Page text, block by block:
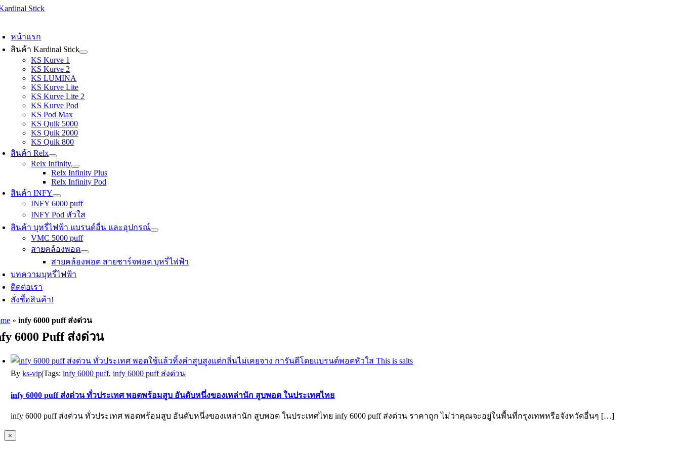
Skip
หน้าแรก
สินค้า Kardinal Stick
KS Kurve 1
KS Kurve 2
KS LUMINA
KS Kurve Lite
KS Kurve Lite 2
KS Kurve Pod
KS Pod Max
KS Quik 5000
KS Quik 2000
KS Quik 800
สินค้า Relx
Relx Infinity
Relx Infinity Plus
Relx Infinity Pod
สินค้า INFY
INFY 6000 puff
INFY Pod หัวใส
สินค้า บุหรี่ไฟฟ้า แบรนด์อื่น และอุปกรณ์
VMC 5000 puff
สายคล้องพอต
สายคล้องพอต สายชาร์จพอต บุหรี่ไฟฟ้า
บทความบุหรี่ไฟฟ้า
ติดต่อเรา
สั่งซื้อสินค้า!
»infy 6000 puff ส่งด่วน
6000 Puff ส่งด่วน
Byks-vip|Tags:infy 6000 puff,infy 6000 puff ส่งด่วน|
infy 6000 puff ส่งด่วน ทั่วประเทศ พอตพร้อมสูบ อันดับหนึ่งของเหล่านัก สูบพอต ในประเทศไทย
infy 6000 puff ส่งด่วน ทั่วประเทศ พอตพร้อมสูบ อันดับหนึ่งของเหล่านัก สูบพอต ในประเทศไทย infy 6000 puff ส่งด่วน ราคาถูก ไม่ว่าคุณจะอยู่ในพื้นที่กรุงเทพหรือจังหวัดอื่นๆ […]
Close
product
×